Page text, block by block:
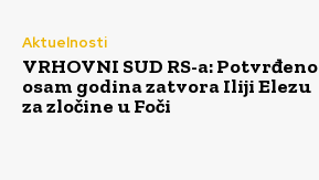
Aktuelnosti
VRHOVNI SUD RS-a: Potvrđeno
osam godina zatvora Iliji Elezu
za zločine u Foči